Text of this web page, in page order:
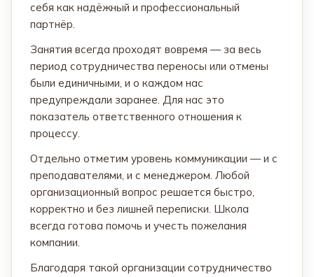
себя как надёжный и профессиональный
партнёр.
Занятия всегда проходят вовремя — за весь
период сотрудничества переносы или отмены
были единичными, и о каждом нас
предупреждали заранее. Для нас это
показатель ответственного отношения к
процессу.
Отдельно отметим уровень коммуникации — и с
преподавателями, и с менеджером. Любой
организационный вопрос решается быстро,
корректно и без лишней переписки. Школа
всегда готова помочь и учесть пожелания
компании.
Благодаря такой организации сотрудничество